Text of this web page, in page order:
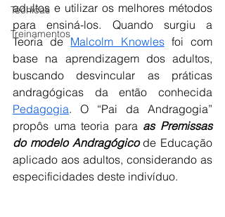
Técnicas
Treinamentos
adultos e utilizar os melhores métodos
para ensiná-los. Quando surgiu a
Teoria de Malcolm Knowles foi com
base na aprendizagem dos adultos,
buscando desvincular as práticas
Pedagogia. O “Pai da Andragogia”
propôs uma teoria para as Premissas
do modelo Andragógico de Educação
aplicado aos adultos, considerando as
especificidades deste indivíduo.